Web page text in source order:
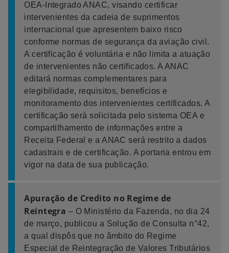
OEA-Integrado ANAC, visando certificar
intervenientes da cadeia de suprimentos
internacional que apresentem baixo risco
conforme normas de segurança da aviação civil.
A certificação é voluntária e não limita a atuação
de intervenientes não certificados. A ANAC
editará normas complementares para
elegibilidade, requisitos, benefícios e
monitoramento dos intervenientes certificados. A
certificação será solicitada pelo sistema OEA e
compartilhamento de informações entre a
Receita Federal e a ANAC será restrito a dados
cadastrais e de certificação. A portaria entrou em
vigor na data de sua publicação.
Apuração de Credito no Regime de
Reintegra – O Ministério da Fazenda, no dia 24
de março, publicou a Solução de Consulta n°42,
a qual dispôs que no âmbito do Regime
Especial de Reintegração de Valores Tributários